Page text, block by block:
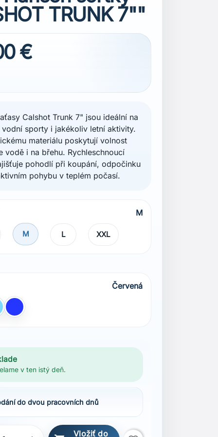
TRUNK 7""
€
Calshot Trunk 7" jsou ideální na
vodní sporty i jakékoliv letní aktivity.
materiálu poskytují volnost
vodě i na břehu. Rychleschnoucí
pohodlí při koupání, odpočinku
pohybu v teplém počasí.
M
M L XXL
Červená
Modrá
Modrá
v ten istý deň.
do dvou pracovních dnů
Vložiť do